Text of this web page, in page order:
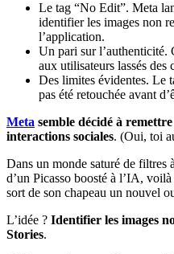
Le tag “No Edit”. Meta
identifier les images non
l’application.
Un pari sur l’authenticité.
aux utilisateurs lassés des
Des limites évidentes. Le
pas été retouchée avant
Meta semble décidé à
interactions sociales. (Oui, toi
Dans un monde saturé de filtres
d’un Picasso boosté à l’IA,
sort de son chapeau un nouvel
L’idée ? Identifier les images
Stories.